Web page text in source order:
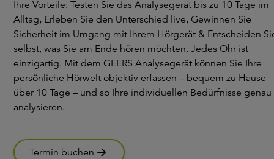
Ihre Vorteile: Testen Sie das Analysegerät bis zu 10 Tage im
Alltag, Erleben Sie den Unterschied live, Gewinnen Sie
Sicherheit im Umgang mit Ihrem Hörgerät & Entscheiden
selbst, was Sie am Ende hören möchten. Jedes Ohr ist
einzigartig. Mit dem GEERS Analysegerät können Sie Ihre
persönliche Hörwelt objektiv erfassen – bequem zu Hause
über 10 Tage – und so Ihre individuellen Bedürfnisse genau
analysieren.
Termin buchen